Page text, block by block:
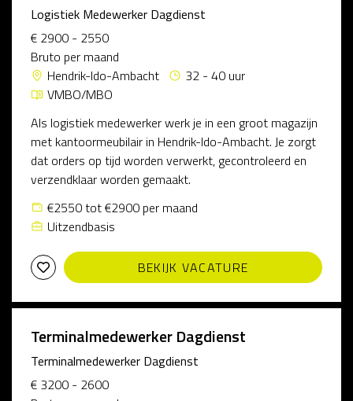
Logistiek Medewerker Dagdienst
€ 2900 - 2550
Bruto per maand
Hendrik-Ido-Ambacht
32 - 40 uur
VMBO/MBO
Als logistiek medewerker werk je in een groot magazijn
met kantoormeubilair in Hendrik-Ido-Ambacht. Je zorgt
dat orders op tijd worden verwerkt, gecontroleerd en
verzendklaar worden gemaakt.
€2550 tot €2900 per maand
Uitzendbasis
BEKIJK VACATURE
Terminalmedewerker Dagdienst
Terminalmedewerker Dagdienst
€ 3200 - 2600